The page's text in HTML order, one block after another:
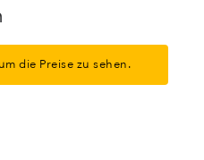
die Preise zu sehen.